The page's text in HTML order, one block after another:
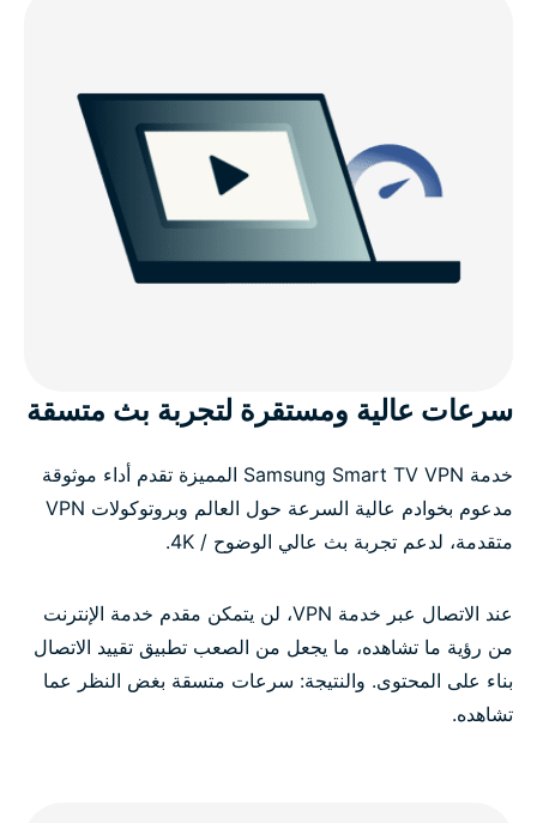
سرعات عالية ومستقرة لتجربة بث متسقة
خدمة Samsung Smart TV VPN المميزة تقدم أداء موثوقة
مدعوم بخوادم عالية السرعة حول العالم وبروتوكولات VPN
متقدمة، لدعم تجربة بث عالي الوضوح / 4K.
عند الاتصال عبر خدمة VPN، لن يتمكن مقدم خدمة الإنترنت
من رؤية ما تشاهده، ما يجعل من الصعب تطبيق تقييد الاتصال
بناء على المحتوى. والنتيجة: سرعات متسقة بغض النظر عما
تشاهده.